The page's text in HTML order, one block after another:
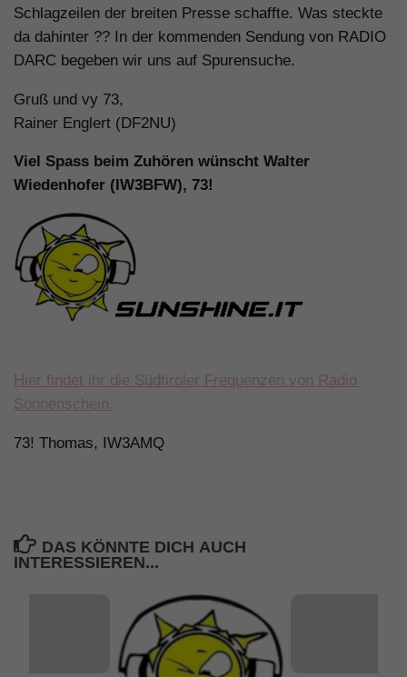
Schlagzeilen der breiten Presse schaffte. Was steckte
da dahinter ?? In der kommenden Sendung von RADIO
DARC begeben wir uns auf Spurensuche.
Gruß und vy 73,
Rainer Englert (DF2NU)
Viel Spass beim Zuhören wünscht Walter
Wiedenhofer (IW3BFW), 73!
Hier findet ihr die Südtiroler Frequenzen von Radio
Sonnenschein.
73! Thomas, IW3AMQ
DAS KÖNNTE DICH AUCH
INTERESSIEREN...